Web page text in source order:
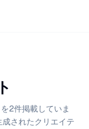
2件掲載していま
されたクリエイテ